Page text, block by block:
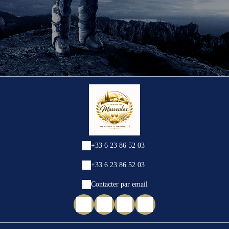
+33 6 23 86 52 03
+33 6 23 86 52 03
Contacter par email